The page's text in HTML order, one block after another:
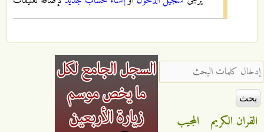
‏إدخال كلمات البحث ‏
القران الكريم
المجيب